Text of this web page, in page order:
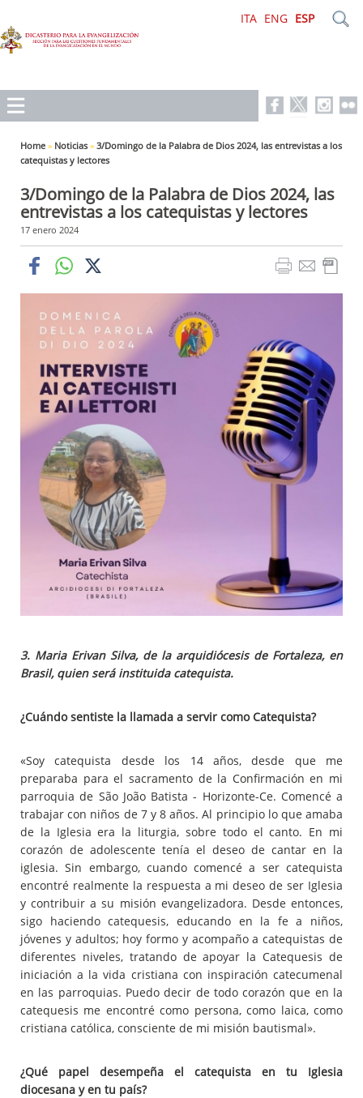
ITA ENG ESP
Home » Noticias » 3/Domingo de la Palabra de Dios 2024, las entrevistas a los
catequistas y lectores
3/Domingo de la Palabra de Dios 2024, las
entrevistas a los catequistas y lectores
17 enero 2024
3. Maria Erivan Silva, de la arquidiócesis de Fortaleza, en
Brasil, quien será instituida catequista.
¿Cuándo sentiste la llamada a servir como Catequista?
«Soy catequista desde los 14 años, desde que me
preparaba para el sacramento de la Confirmación en mi
parroquia de São João Batista - Horizonte-Ce. Comencé a
trabajar con niños de 7 y 8 años. Al principio lo que amaba
de la Iglesia era la liturgia, sobre todo el canto. En mi
corazón de adolescente tenía el deseo de cantar en la
iglesia. Sin embargo, cuando comencé a ser catequista
encontré realmente la respuesta a mi deseo de ser Iglesia
y contribuir a su misión evangelizadora. Desde entonces,
sigo haciendo catequesis, educando en la fe a niños,
jóvenes y adultos; hoy formo y acompaño a catequistas de
diferentes niveles, tratando de apoyar la Catequesis de
iniciación a la vida cristiana con inspiración catecumenal
en las parroquias. Puedo decir de todo corazón que en la
catequesis me encontré como persona, como laica, como
cristiana católica, consciente de mi misión bautismal».
¿Qué papel desempeña el catequista en tu Iglesia
diocesana y en tu país?